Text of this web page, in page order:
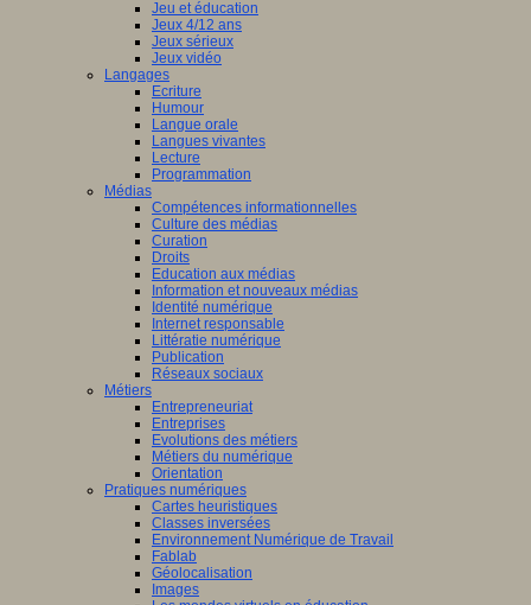
Jeu et éducation
Jeux 4/12 ans
Jeux sérieux
Jeux vidéo
Langages
Ecriture
Humour
Langue orale
Langues vivantes
Lecture
Programmation
Médias
Compétences informationnelles
Culture des médias
Curation
Droits
Education aux médias
Information et nouveaux médias
Identité numérique
Internet responsable
Littératie numérique
Publication
Réseaux sociaux
Métiers
Entrepreneuriat
Entreprises
Evolutions des métiers
Métiers du numérique
Orientation
Pratiques numériques
Cartes heuristiques
Classes inversées
Environnement Numérique de Travail
Fablab
Géolocalisation
Images